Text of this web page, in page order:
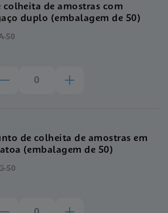
colheita de amostras com
duplo (embalagem de 50)
50
de colheita de amostras em
(embalagem de 50)
50